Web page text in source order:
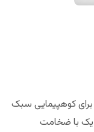
کوهپیمایی سبک
با ضخامت